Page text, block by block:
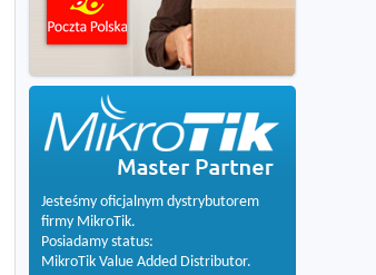
Jesteśmy oficjalnym dystrybutorem
firmy MikroTik.
Posiadamy status:
MikroTik Value Added Distributor.